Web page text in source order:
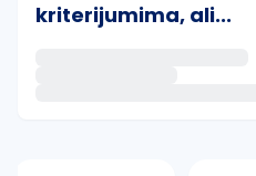
kriterijumima, ali...